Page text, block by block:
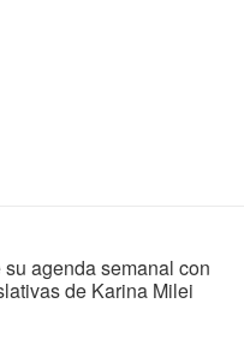
agenda semanal con
de Karina Milei